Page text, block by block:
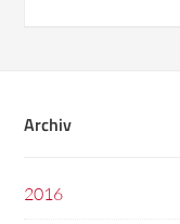
Archiv
2016